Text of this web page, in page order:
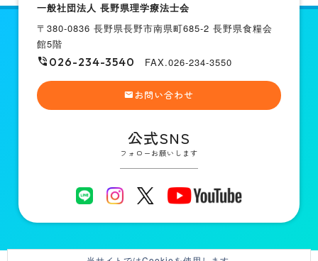
一般社団法人 長野県理学療法士会
〒380-0836 長野県長野市南県町685-2 長野県食糧会
館5階
026-234-3540 FAX.026-234-3550
お問い合わせ
公式SNS
フォローお願いします